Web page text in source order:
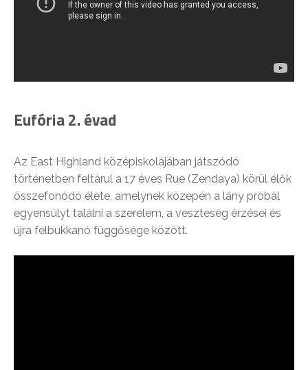
Eufória 2. évad
Az East Highland középiskolájában játszódó
történetben feltárul a 17 éves Rue (Zendaya) körül élők
összefonódó élete, amelynek közepén a lány próbál
egyensúlyt találni a szerelem, a veszteség érzései és
újra felbukkanó függősége között.